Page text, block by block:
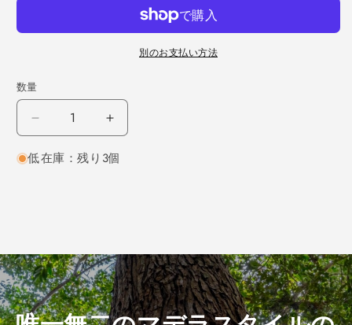
別のお支払い方法
数量
ド
目
450×27×120
（仕
上
レ
ド
目
450×27×120
（仕
上
低在庫：残り3個